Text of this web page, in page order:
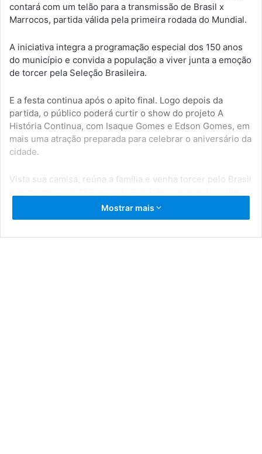
contará com um telão para a transmissão de Brasil x
Marrocos, partida válida pela primeira rodada do Mundial.
A iniciativa integra a programação especial dos 150 anos
do município e convida a população a viver junta a emoção
de torcer pela Seleção Brasileira.
E a festa continua após o apito final. Logo depois da
partida, o público poderá curtir o show do projeto A
História Continua, com Isaque Gomes e Edson Gomes, em
mais uma atração preparada para celebrar o aniversário da
cidade.
Vista sua camisa, reúna a família e venha torcer pelo Brasil
Mostrar mais